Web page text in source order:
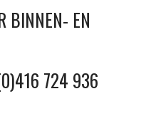
BINNEN- EN
724 936